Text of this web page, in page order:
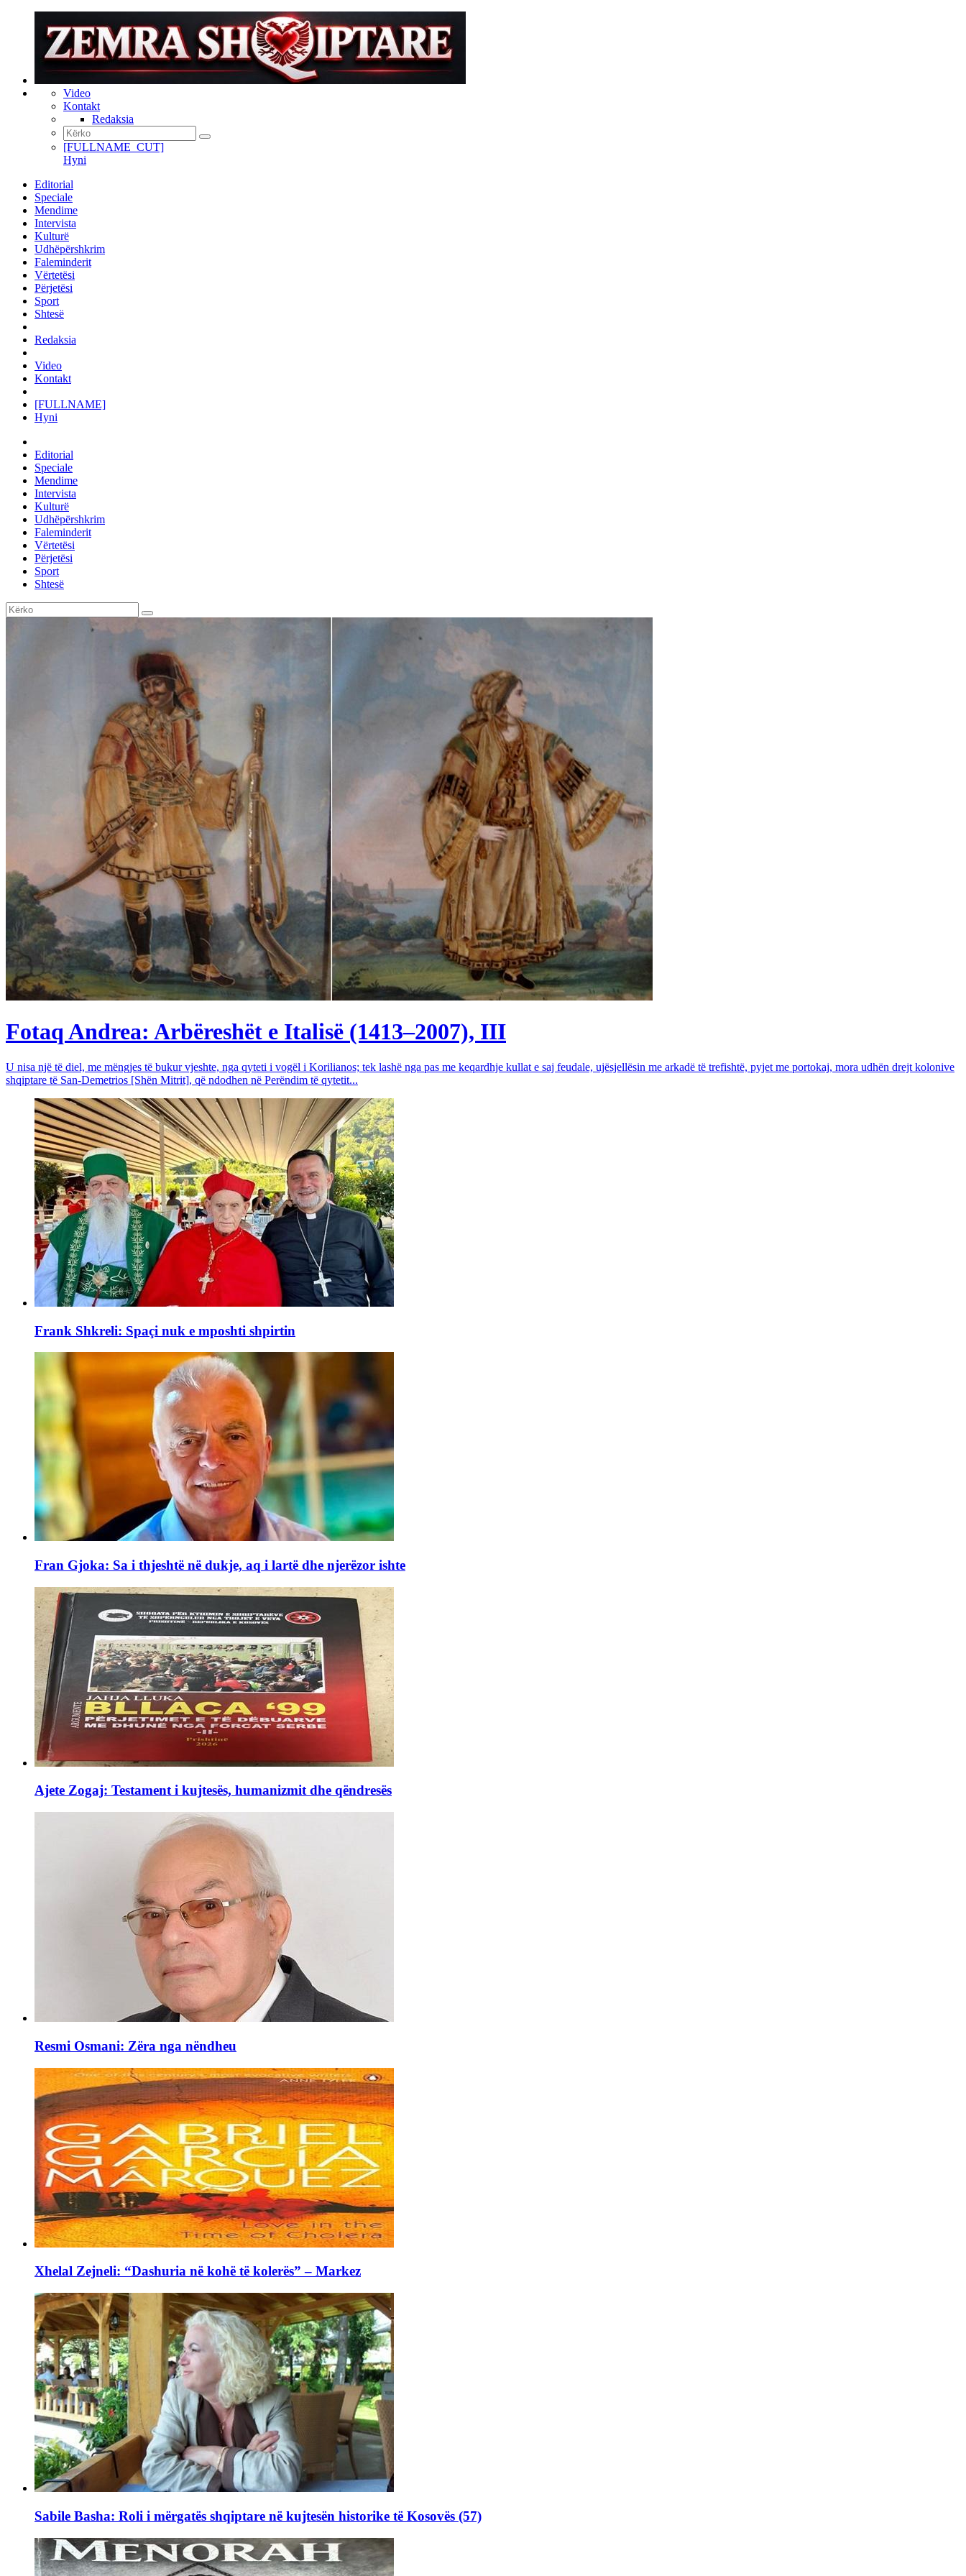
Video
Kontakt
Redaksia
[FULLNAME_CUT]
Hyni
Editorial
Speciale
Mendime
Intervista
Kulturë
Udhëpërshkrim
Faleminderit
Vërtetësi
Përjetësi
Sport
Shtesë
Redaksia
Video
Kontakt
[FULLNAME]
Hyni
Editorial
Speciale
Mendime
Intervista
Kulturë
Udhëpërshkrim
Faleminderit
Vërtetësi
Përjetësi
Sport
Shtesë
Fotaq Andrea: Arbëreshët e Italisë (1413–2007), III
U nisa një të diel, me mëngjes të bukur vjeshte, nga qyteti i vogël i Korilianos; tek lashë nga pas me keqardhje kullat e saj feudale, ujësjellësin me arkadë të trefishtë, pyjet me portokaj, mora udhën drejt kolonive
shqiptare të San-Demetrios [Shën Mitrit], që ndodhen në Perëndim të qytetit...
Frank Shkreli: Spaçi nuk e mposhti shpirtin
Fran Gjoka: Sa i thjeshtë në dukje, aq i lartë dhe njerëzor ishte
Ajete Zogaj: Testament i kujtesës, humanizmit dhe qëndresës
Resmi Osmani: Zëra nga nëndheu
Xhelal Zejneli: “Dashuria në kohë të kolerës” – Markez
Sabile Basha: Roli i mërgatës shqiptare në kujtesën historike të Kosovës (57)